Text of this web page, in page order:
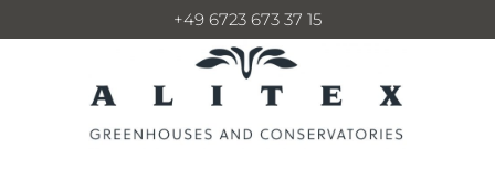
+49 6723 673 37 15